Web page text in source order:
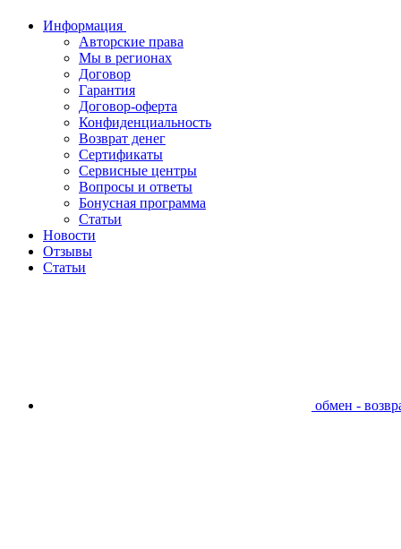
Информация
Авторские права
Мы в регионах
Договор
Гарантия
Договор-оферта
Конфиденциальность
Возврат денег
Сертификаты
Сервисные центры
Вопросы и ответы
Бонусная программа
Статьи
Новости
Отзывы
Статьи
обмен -